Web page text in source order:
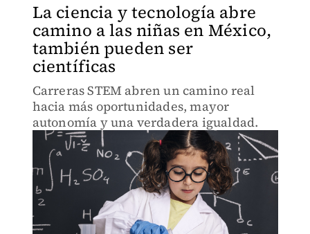
La ciencia y tecnología abre
camino a las niñas en México,
también pueden ser
científicas
Carreras STEM abren un camino real
hacia más oportunidades, mayor
autonomía y una verdadera igualdad.